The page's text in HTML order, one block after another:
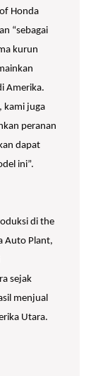
Honda
“sebagai
kurun
Amerika.
kami juga
peranan
dapat
ini”.
di the
Auto Plant,
sejak
menjual
Utara.